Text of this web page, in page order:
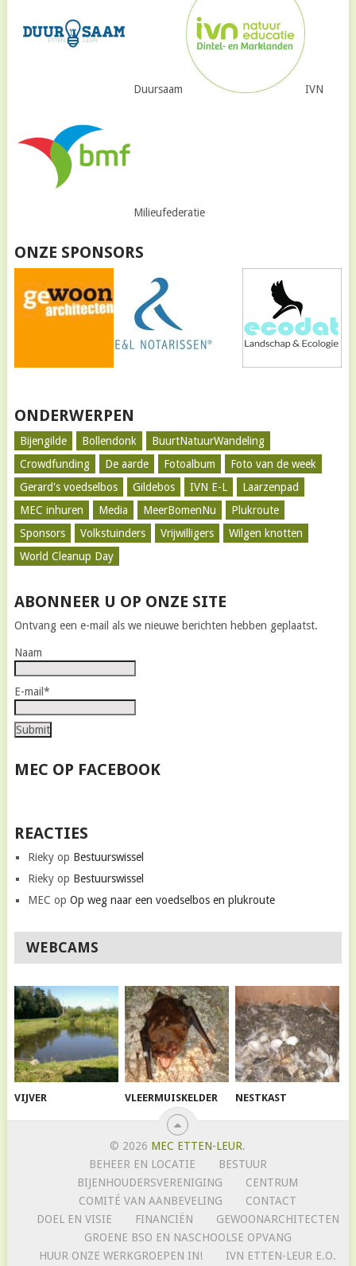
Duursaam IVN
Milieufederatie
ONZE SPONSORS
ONDERWERPEN
Bijengilde Bollendonk
BuurtNatuurWandeling
Crowdfunding
De aarde Fotoalbum
Foto van de week
Gerard's voedselbos
Gildebos IVN E-L
Laarzenpad
MEC inhuren
Media MeerBomenNu
Plukroute
Sponsors
Volkstuinders Vrijwilligers
Wilgen knotten
World Cleanup Day
ABONNEER U OP ONZE SITE
Ontvang een e-mail als we nieuwe berichten hebben geplaatst.
Naam
E-mail*
MEC OP FACEBOOK
REACTIES
Riekyop Bestuurswissel
Riekyop Bestuurswissel
MEC op Op weg naar een voedselbos en plukroute
WEBCAMS
VIJVER VLEERMUISKELDER NESTKAST
© 2026 MEC ETTEN-LEUR.
BEHEER EN LOCATIE
BESTUUR
BIJENHOUDERSVERENIGING
CENTRUM
COMITÉ VAN AANBEVELING
CONTACT
DOEL EN VISIE
FINANCIËN
GEWOONARCHITECTEN
GROENE BSO EN NASCHOOLSE OPVANG
HUUR ONZE WERKGROEPEN IN!
IVN ETTEN-LEUR E.O.